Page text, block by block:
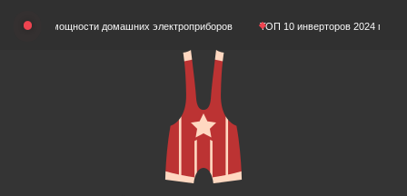
мощности домашних электроприборов ТОП 10 инверторов 2024 года Що